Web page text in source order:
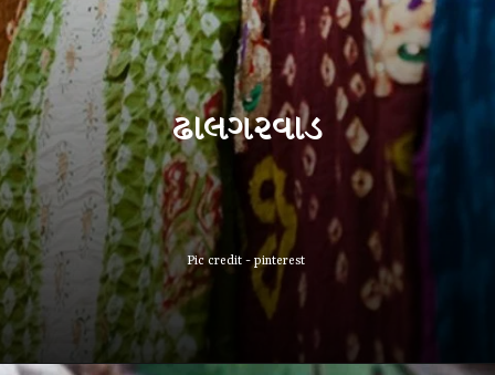
ઢાલગરવાડ
Pic credit - pinterest